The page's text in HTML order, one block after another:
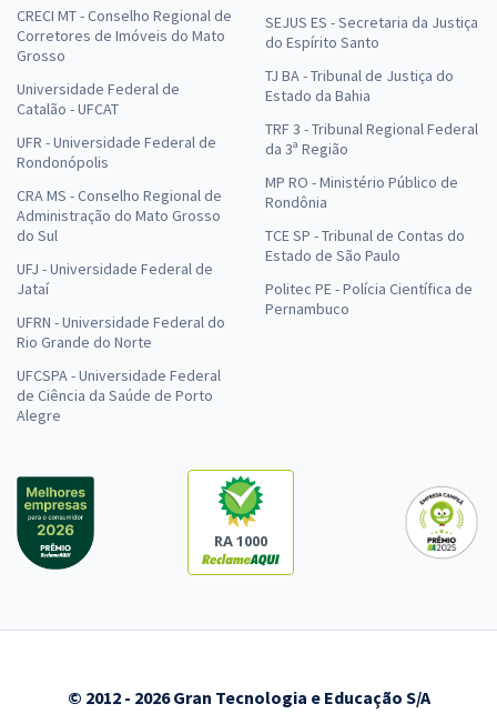
CRECI MT - Conselho Regional de
Corretores de Imóveis do Mato
Grosso
Universidade Federal de
Catalão - UFCAT
UFR - Universidade Federal de
Rondonópolis
CRA MS - Conselho Regional de
Administração do Mato Grosso
do Sul
UFJ - Universidade Federal de
Jataí
UFRN - Universidade Federal do
Rio Grande do Norte
UFCSPA - Universidade Federal
de Ciência da Saúde de Porto
Alegre
SEJUS ES - Secretaria da Justiça
do Espírito Santo
TJ BA - Tribunal de Justiça do
Estado da Bahia
TRF 3 - Tribunal Regional Federal
da 3ª Região
MP RO - Ministério Público de
Rondônia
TCE SP - Tribunal de Contas do
Estado de São Paulo
Politec PE - Polícia Científica de
Pernambuco
RA 1000
© 2012 - 2026 Gran Tecnologia e Educação S/A